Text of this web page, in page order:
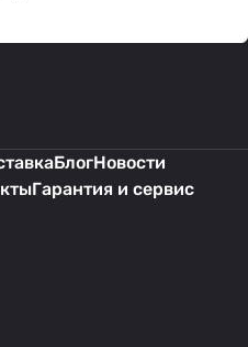
БлогНовости
Гарантия и сервис